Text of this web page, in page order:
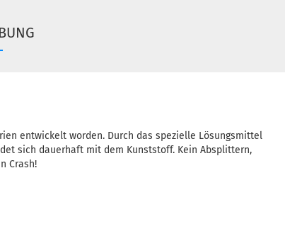
entwickelt worden. Durch das spezielle Lösungsmittel
sich dauerhaft mit dem Kunststoff. Kein Absplittern,
Crash!